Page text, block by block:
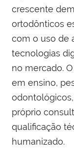
crescente
ortodônticos
com o uso de
tecnologias
no mercado.
em ensino,
próprio
qualificação
humanizado.